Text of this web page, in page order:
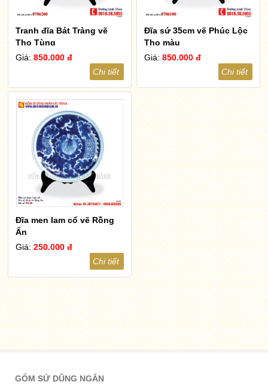
Tranh đĩa Bát Tràng vẽ
Thọ Tùng
Giá:850.000 đ
Chi tiết
Đĩa sứ 35cm vẽ Phúc Lộc
Thọ màu
Giá:850.000 đ
Chi tiết
Đĩa men lam cổ vẽ Rồng
Ẩn
Giá:250.000 đ
Chi tiết
GỐM SỨ DŨNG NGÂN